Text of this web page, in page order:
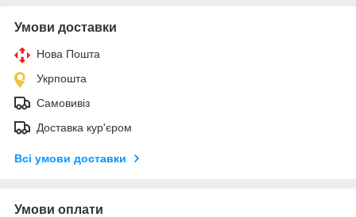
Умови доставки
Нова Пошта
Укрпошта
Самовивіз
Доставка кур'єром
Всі умови доставки
Умови оплати